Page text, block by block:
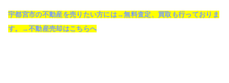
宇都宮市の不動産を売りたい方には→無料査定、買取も行っておりま
す。→不動産売却はこちらへ